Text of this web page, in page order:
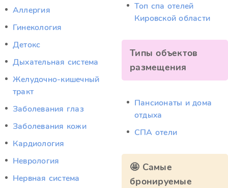
Аллергия
Гинекология
Детокс
Дыхательная система
Желудочно-кишечный
тракт
Заболевания глаз
Заболевания кожи
Кардиология
Неврология
Нервная система
Топ спа отелей
Кировской области
Типы объектов
размещения
Пансионаты и дома
отдыха
СПА отели
🤩 Самые
бронируемые